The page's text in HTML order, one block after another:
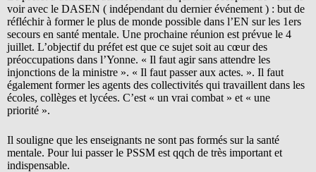
voir avec le DASEN ( indépendant du dernier événement ) : but de
réfléchir à former le plus de monde possible dans l’EN sur les 1ers
secours en santé mentale. Une prochaine réunion est prévue le 4
juillet. L’objectif du préfet est que ce sujet soit au cœur des
préoccupations dans l’Yonne. « Il faut agir sans attendre les
injonctions de la ministre ». « Il faut passer aux actes. ». Il faut
également former les agents des collectivités qui travaillent dans les
écoles, collèges et lycées. C’est « un vrai combat » et « une
priorité ».
Il souligne que les enseignants ne sont pas formés sur la santé
mentale. Pour lui passer le PSSM est qqch de très important et
indispensable.